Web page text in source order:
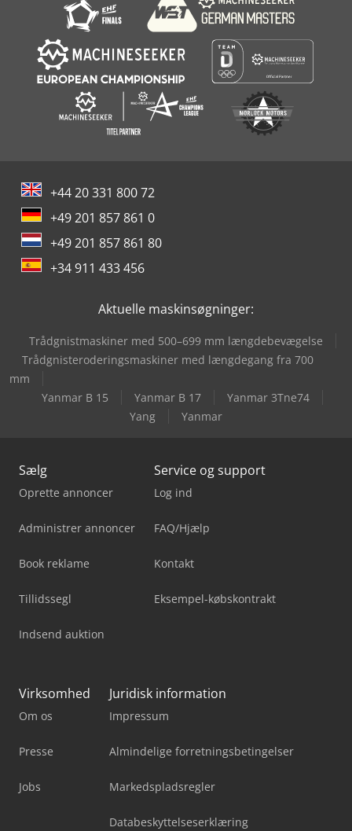
Biesse Techno Fdt
+44 20 331 800 72
+49 201 857 861 0
+49 201 857 861 80
+34 911 433 456
Aktuelle maskinsøgninger:
Trådgnistmaskiner med 500–699 mm længdebevægelse
Trådgnisteroderingsmaskiner med længdegang fra 700
mm
Yanmar B 15
Yanmar B 17
Yanmar 3Tne74
Yang
Yanmar
Sælg
Oprette annoncer
Administrer annoncer
Book reklame
Tillidssegl
Indsend auktion
Service og support
Log ind
FAQ/Hjælp
Kontakt
Eksempel-købskontrakt
Virksomhed
Om os
Presse
Jobs
Juridisk information
Impressum
Almindelige forretningsbetingelser
Markedspladsregler
Databeskyttelseserklæring